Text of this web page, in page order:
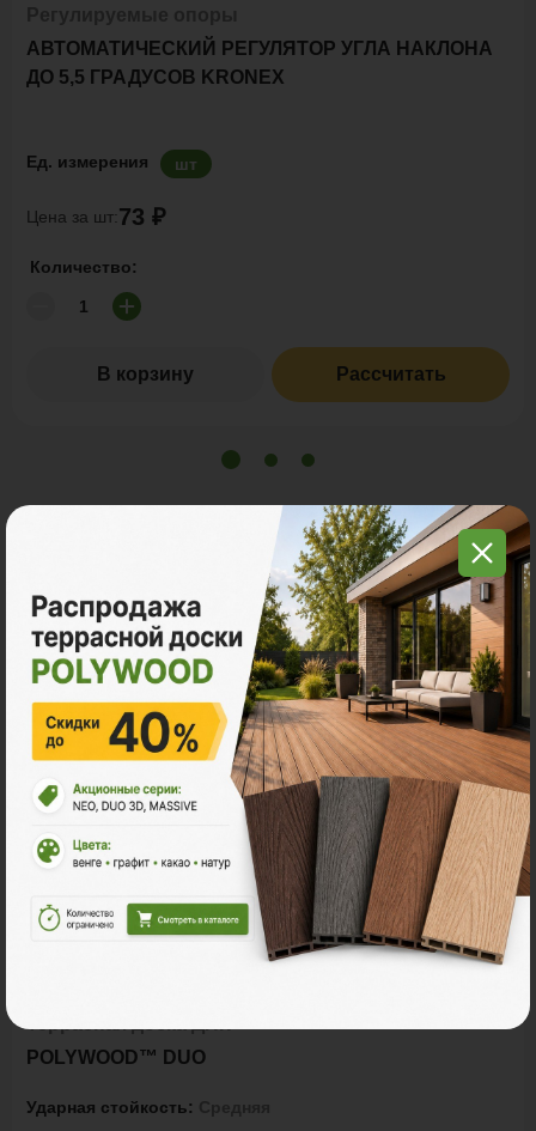
АВТОМАТИЧЕСКИЙ РЕГУЛЯТОР УГЛА НАКЛОНА
ДО 5,5 ГРАДУСОВ KRONEX
Ед. измерения шт
Цена за шт:73 ₽
Количество:
В корзину Рассчитать
С этим товаром покупают
Под заказ
Террасная доска ДПК
POLYWOOD™ DUO
Ударная стойкость: